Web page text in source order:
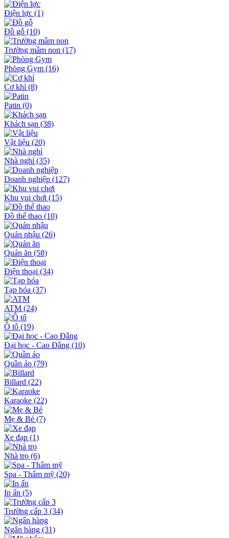
Điện lực (1)
Đồ gỗ (10)
Trường mầm non (17)
Phòng Gym (16)
Cơ khí(8)
Patin (0)
Khách sạn (38)
Vật liệu (20)
Nhà nghỉ (35)
Doanh nghiệp (127)
Khu vui chơi (15)
Đồ thể thao (10)
Quán nhậu (26)
Quán ăn (58)
Điện thoại (34)
Tạp hóa (37)
ATM (24)
Ô tô (19)
Đại học - Cao Đẳng (10)
Quần áo (79)
Billard (22)
Karaoke (22)
Mẹ & Bé (7)
Xe đạp (1)
Nhà trọ (6)
Spa - Thẩm mỹ (20)
In ấn (5)
Trường cấp 3 (34)
Ngân hàng (31)